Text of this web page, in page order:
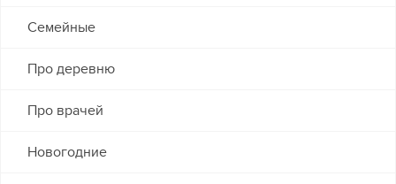
Семейные
Про деревню
Про врачей
Новогодние